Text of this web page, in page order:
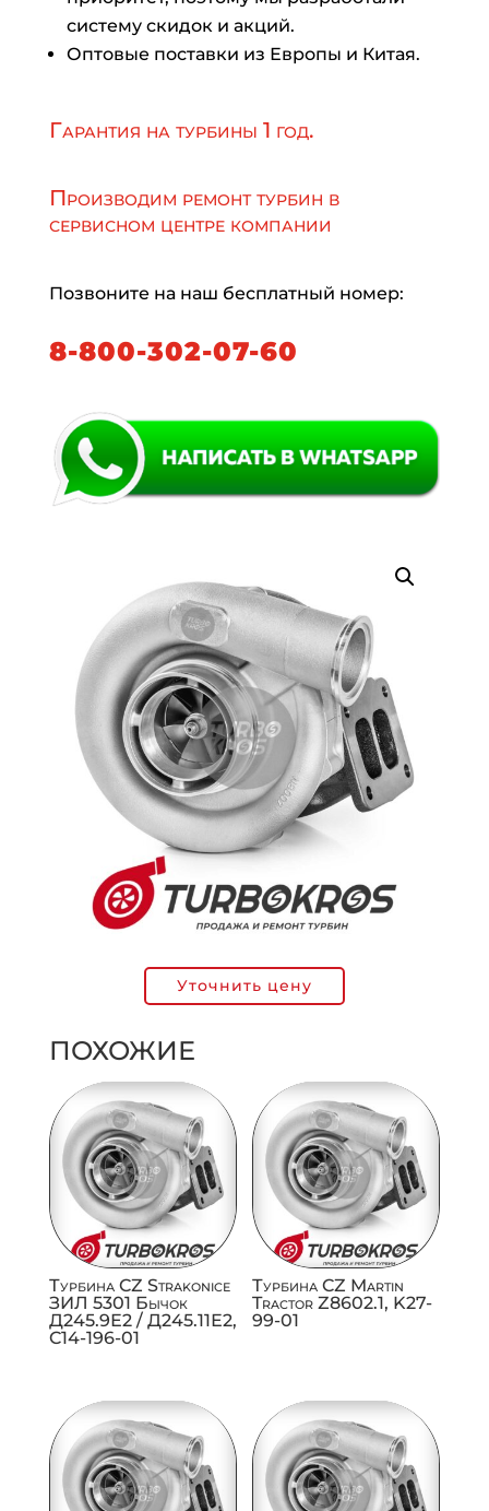
систему скидок и акций.
Оптовые поставки из Европы и Китая.
Гарантия на турбины 1 год.
Производим ремонт турбин в
сервисном центре компании
Позвоните на наш бесплатный номер:
8-800-302-07-60
Уточнить цену
ПОХОЖИЕ
Турбина CZ Strakonice
ЗИЛ 5301 Бычок
Д245.9Е2 / Д245.11Е2,
C14-196-01
Турбина CZ Martin
Tractor Z8602.1, K27-
99-01